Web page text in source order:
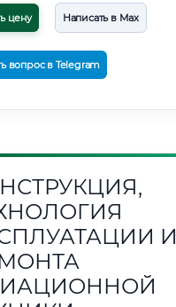
цену Написать в Max
вопрос в Telegram
И